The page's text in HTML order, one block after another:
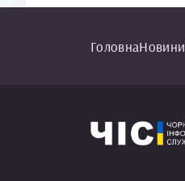
ГоловнаНовини